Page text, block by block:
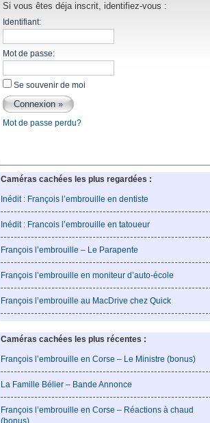
Si vous êtes déja inscrit, identifiez-vous :
Identifiant:
Mot de passe:
Se souvenir de moi
Mot de passe perdu?
Caméras cachées les plus regardées :
Inédit : François l’embrouille en dentiste
Inédit : Francois l’embrouille en tatoueur
François l’embrouille – Le Parapente
François l’embrouille en moniteur d’auto-école
François l’embrouille au MacDrive chez Quick
Caméras cachées les plus récentes :
François l’embrouille en Corse – Le Ministre (bonus)
La Famille Bélier – Bande Annonce
François l’embrouille en Corse – Réactions à chaud
(bonus)